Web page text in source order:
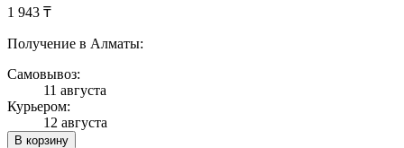
1 943 ₸
Получение в Алматы:
Самовывоз:
11 августа
Курьером:
12 августа
В корзину